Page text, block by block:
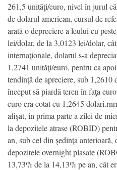
261,5 unităţi/euro, nivel în jurul
de dolarul american, cursul de
arată o depreciere a leului cu
lei/dolar, de la 3,0123 lei/dolar,
internaţionale, dolarul s-a
1,2741 unităţi/euro, pentru ca
tendinţă de apreciere, sub
început să piardă teren în faţa
euro era cotat cu 1,2645
afişat, în prima parte a zilei de
la depozitele atrase (ROBID)
an, sub cel din şedinţa
depozitele overnight plasate
13,73% de la 14,13% pe an, cât